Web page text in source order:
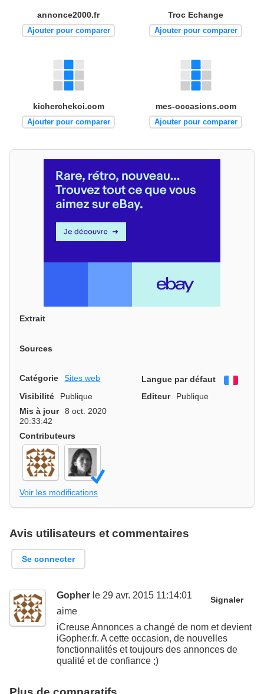
annonce2000.fr
Ajouter pour comparer
Troc Echange
Ajouter pour comparer
kicherchekoi.com
Ajouter pour comparer
mes-occasions.com
Ajouter pour comparer
Extrait
Sources
Catégorie Sites web Langue par défaut
Visibilité
Publique Editeur
Publique
Mis à jour
8 oct. 2020
20:33:42
Contributeurs
Voir les modifications
Avis utilisateurs et commentaires
Se connecter
Gopher le 29 avr. 2015 11:14:01 Signaler
aime
iCreuse Annonces a changé de nom et devient
iGopher.fr. A cette occasion, de nouvelles
fonctionnalités et toujours des annonces de
qualité et de confiance ;)